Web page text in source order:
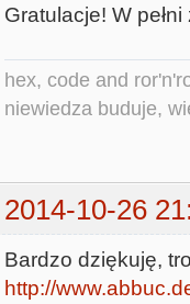
Gratulacje! W
hex, code and
niewiedza buduje,
2014-10-26
Bardzo dziękuję,
http://